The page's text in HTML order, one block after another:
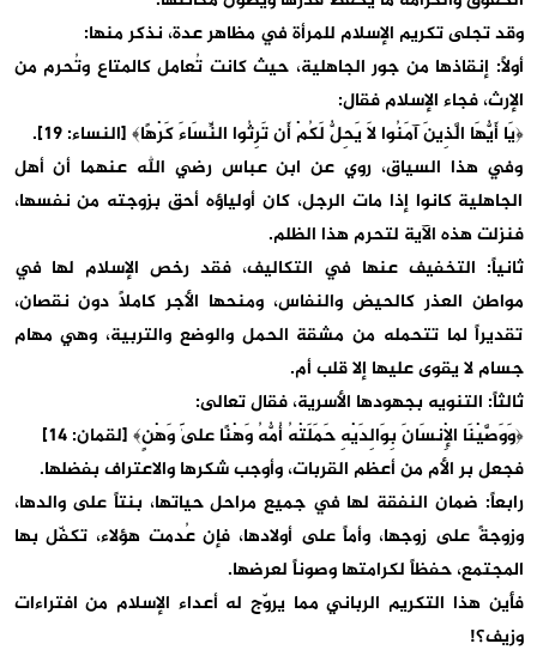
وقد تجلى تكريم الإسلام للمرأة في مظاهر عدة، نذكر منها:
أولاً: إنقاذها من جور الجاهلية، حيث كانت تُعامل كالمتاع وتُحرم من
الإرث، فجاء الإسلام فقال:
﴿يَا أَيُّهَا الَّذِينَ آمَنُوا لَا يَحِلُّ لَكُمْ أَن تَرِثُوا النِّسَاءَ كَرْهًا﴾ [النساء: 19].
وفي هذا السياق، روي عن ابن عباس رضي الله عنهما أن أهل
الجاهلية كانوا إذا مات الرجل، كان أولياؤه أحق بزوجته من نفسها،
فنزلت هذه الآية لتحرم هذا الظلم.
ثانياً: التخفيف عنها في التكاليف، فقد رخص الإسلام لها في
مواطن العذر كالحيض والنفاس، ومنحها الأجر كاملاً دون نقصان،
تقديراً لما تتحمله من مشقة الحمل والوضع والتربية، وهي مهام
جسام لا يقوى عليها إلا قلب أم.
ثالثاً: التنويه بجهودها الأسرية، فقال تعالى:
﴿وَوَصَّيْنَا الْإِنسَانَ بِوَالِدَيْهِ حَمَلَتْهُ أُمُّهُ وَهْنًا عَلَىٰ وَهْنٍ﴾ [لقمان: 14]
فجعل بر الأم من أعظم القربات، وأوجب شكرها والاعتراف بفضلها.
رابعاً: ضمان النفقة لها في جميع مراحل حياتها، بنتاً على والدها،
وزوجةً على زوجها، وأماً على أولادها، فإن عُدمت هؤلاء، تكفّل بها
المجتمع، حفظاً لكرامتها وصوناً لعرضها.
فأين هذا التكريم الرباني مما يروّج له أعداء الإسلام من افتراءات
وزيف؟!